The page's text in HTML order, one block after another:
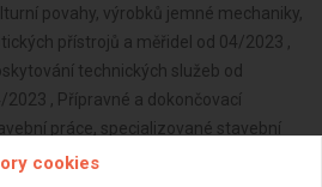
povahy, výrobků jemné mechaniky,
přístrojů a měřidel od 04/2023 ,
technických služeb od
2023 , Přípravné a dokončovací
práce, specializované stavební
od 04/2023 , Poskytování služeb
cookies